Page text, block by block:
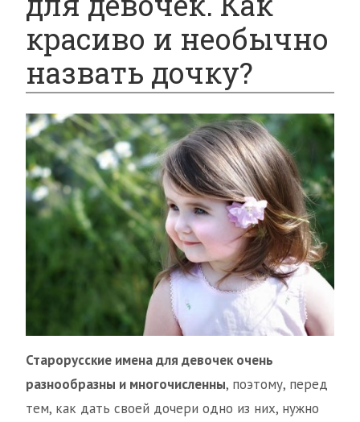
красиво и необычно
назвать дочку?
Старорусские имена для девочек очень
разнообразны и многочисленны, поэтому, перед
тем, как дать своей дочери одно из них, нужно